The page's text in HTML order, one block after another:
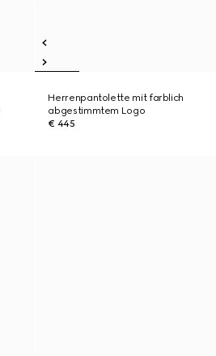
Herrenpantolette mit farblich
abgestimmtem Logo
€ 445